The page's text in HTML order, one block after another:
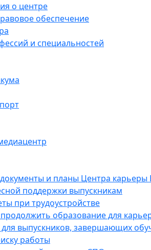
о центре
обеспечение
и специальностей
и планы Центра карьеры
поддержки выпускникам
при трудоустройстве
образование для
для выпускников, завершающих
работы